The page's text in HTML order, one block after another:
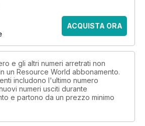
ACQUISTA ORA
e gli altri numeri arretrati non
un Resource World abbonamento.
includono l'ultimo numero
numeri usciti durante
e partono da un prezzo minimo